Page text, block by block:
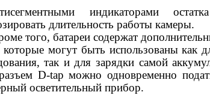
индикаторами
длительность работы камеры.
того, батареи содержат
могут быть использованы как
так и для зарядки самой
D-tap можно одновременно
осветительный прибор.